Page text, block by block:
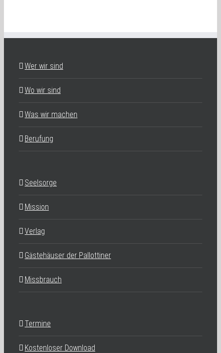
Wer wir sind
Wo wir sind
Was wir machen
Berufung
Seelsorge
Mission
Verlag
Gästehäuser der Pallottiner
Missbrauch
Termine
Kostenloser Download